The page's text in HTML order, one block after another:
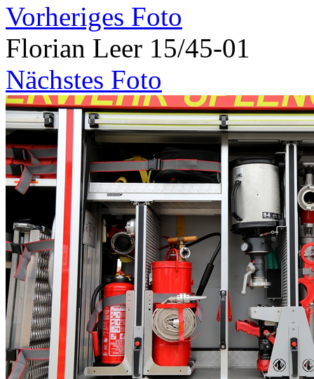
Vorheriges Foto
Florian Leer 15/45-01
Nächstes Foto